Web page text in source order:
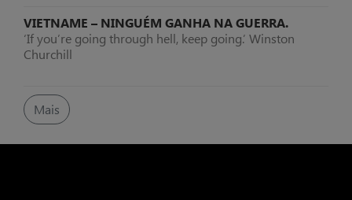
intercultural é a melhor garantia de um mundo mais
pacífico, justo e sustentável’ Robert Alan Aurthur
VIETNAME – NINGUÉM GANHA NA GUERRA.
‘If you’re going through hell, keep going.’ Winston
Churchill
Mais